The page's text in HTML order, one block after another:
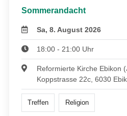
Sommerandacht
Sa, 8. August 2026
18:00 - 21:00 Uhr
Reformierte Kirche Ebikon
Koppstrasse 22c, 6030
Treffen Religion